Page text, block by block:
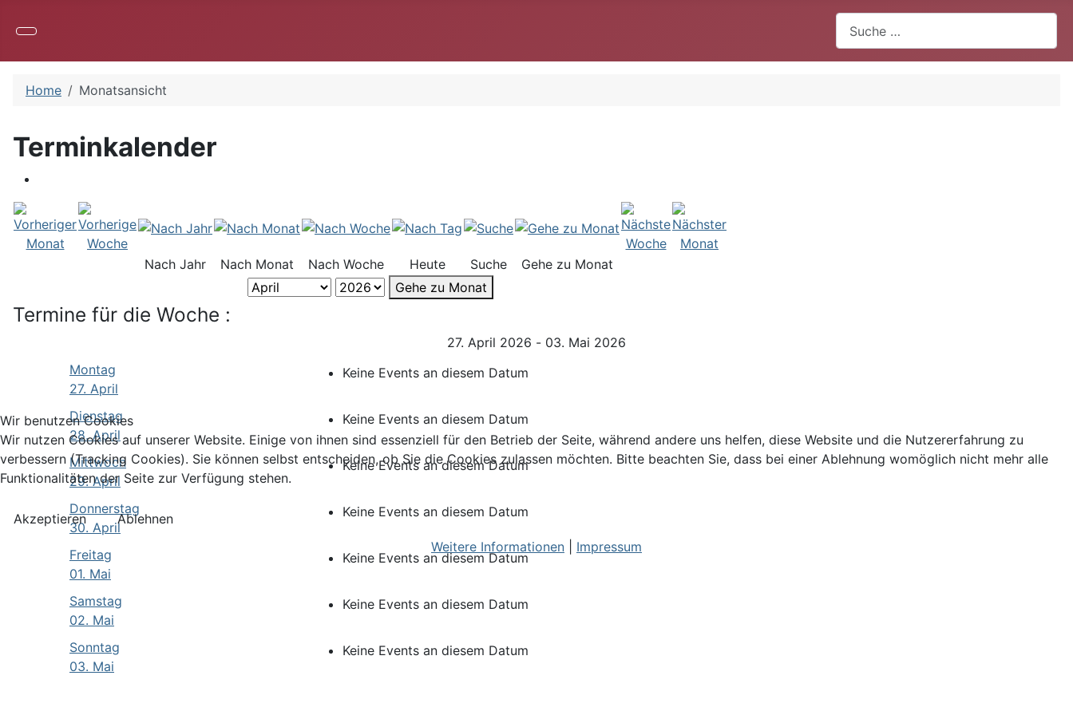
Home Monatsansicht
Terminkalender
Nach Jahr Nach Monat Nach Woche Heute Suche
Gehe zu Monat
Gehe zu Monat
Termine für die Woche :
27. April 2026 - 03. Mai 2026
Montag
27. April
Keine Events an diesem Datum
Dienstag
28. April
Keine Events an diesem Datum
Mittwoch
29. April
Keine Events an diesem Datum
Donnerstag
30. April
Keine Events an diesem Datum
Freitag
01. Mai
Keine Events an diesem Datum
Samstag
02. Mai
Keine Events an diesem Datum
Sonntag
03. Mai
Keine Events an diesem Datum
Wir benutzen Cookies
Wir nutzen Cookies auf unserer Website. Einige von ihnen sind essenziell für den Betrieb der Seite, während andere uns helfen, diese Website und die Nutzererfahrung zu
verbessern (Tracking Cookies). Sie können selbst entscheiden, ob Sie die Cookies zulassen möchten. Bitte beachten Sie, dass bei einer Ablehnung womöglich nicht mehr alle
Funktionalitäten der Seite zur Verfügung stehen.
Akzeptieren
Ablehnen
Weitere Informationen
Impressum